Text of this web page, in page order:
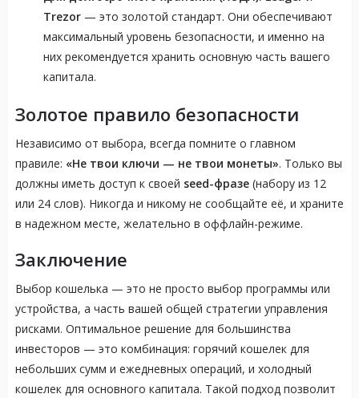
Trezor— это золотой стандарт. Они обеспечивают
максимальный уровень безопасности, и именно на
них рекомендуется хранить основную часть вашего
капитала.
Золотое правило безопасности
Независимо от выбора, всегда помните о главном
правиле: «Не твои ключи — не твои монеты». Только вы
должны иметь доступ к своей seed-фразе(набору из 12
или 24 слов). Никогда и никому не сообщайте её, и храните
в надежном месте, желательно в оффлайн-режиме.
Заключение
Выбор кошелька — это не просто выбор программы или
устройства, а часть вашей общей стратегии управления
рисками. Оптимальное решение для большинства
инвесторов — это комбинация: горячий кошелек для
небольших сумм и ежедневных операций, и холодный
кошелек для основного капитала. Такой подход позволит